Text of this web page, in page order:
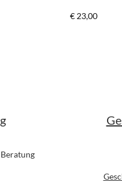
Regulärer
€ 23,00